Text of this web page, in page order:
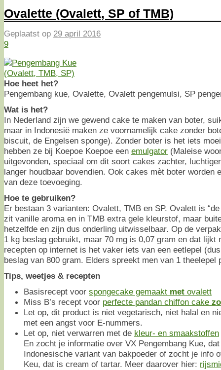
Ovalette (Ovalett, SP of TMB)
Geplaatst op 29 april 2016
9
Hoe heet het?
Pengembang kue, Ovalette, Ovalett pengemulsi, SP
Wat is het?
In Nederland zijn we gewend cake te maken van boter,
maar in Indonesië maken ze voornamelijk cake zonder
biscuit, de Engelsen sponge). Zonder boter is het iets
hebben ze bij Koepoe Koepoe een emulgator (Maleise
uitgevonden, speciaal om dit soort cakes zachter,
langer houdbaar bovendien. Ook cakes mèt boter worden
van deze toevoeging.
Hoe te gebruiken?
Er bestaan 3 varianten: Ovalett, TMB en SP. Ovalett is
zit vanille aroma en in TMB extra gele kleurstof, maar
hetzelfde en zijn dus onderling uitwisselbaar. Op de
1 kg beslag gebruikt, maar 70 mg is 0,07 gram en dat lijkt
recepten op internet is het vaker iets van een eetlepel
beslag van 800 gram. Elders spreekt men van 1 theelepel
Tips, weetjes & recepten
Basisrecept voor spongecake gemaakt met ovalett
Miss B’s recept voor perfecte pandan chiffon cake
Let op, dit product is niet vegetarisch, niet halal en
met een angst voor E-nummers.
Let op, niet verwarren met de kleur- en smaakstoffen
En zocht je informatie over VX Pengembang Kue,
Indonesische variant van bakpoeder of zocht je info
Keu, dat is cream of tartar. Meer daarover hier: